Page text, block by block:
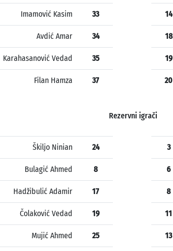
Imamović Kasim 33
Avdić Amar 34
Karahasanović Vedad 35
Filan Hamza 37
14
18
19
20
Rezervni igrači
Škiljo Ninian 24
Bulagić Ahmed 8
Hadžibulić Adamir 17
Čolaković Vedad 19
Mujić Ahmed 25
3
6
8
11
13